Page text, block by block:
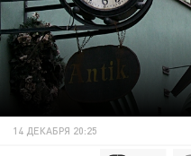
14 ДЕКАБРЯ 20:25